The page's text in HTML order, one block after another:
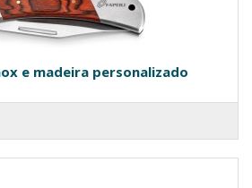
e madeira personalizado